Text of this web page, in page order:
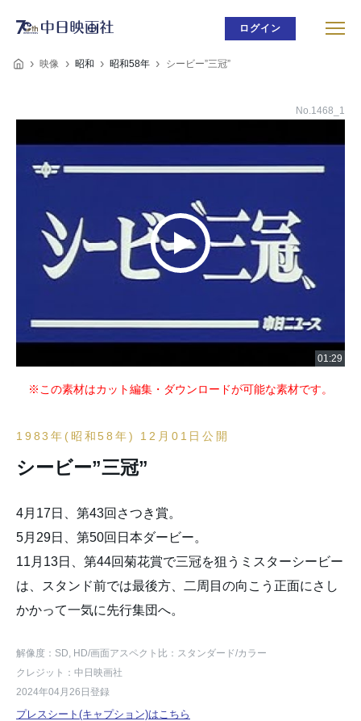
ログイン
映像 昭和 昭和58年 シービー”三冠”
No.1468_1
※この素材はカット編集・ダウンロードが可能な素材です。
1983年(昭和58年) 12月01日公開
シービー”三冠”
4月17日、第43回さつき賞。
5月29日、第50回日本ダービー。
11月13日、第44回菊花賞で三冠を狙うミスターシービー
は、スタンド前では最後方、二周目の向こう正面にさし
かかって一気に先行集団へ。
解像度：SD, HD/画面アスペクト比：スタンダード/カラー
クレジット：中日映画社
2024年04月26日登録
プレスシート(キャプション)はこちら